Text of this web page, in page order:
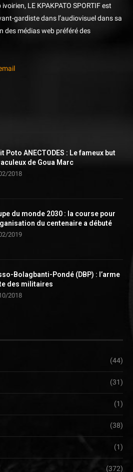
LE KPAKPATO SPORTIF est
gardiste dans l’audiovisuel dans sa
des médias web préféré des
Poto ANECTODES : Le fameux but
de Goua Marc
2018
du monde 2030 : la course pour
du centenaire a débuté
2019
Bolagbanti-Pondé (DBP) : l’arme
des militaires
2018
(44)
(31)
(1)
(38)
(1)
(372)